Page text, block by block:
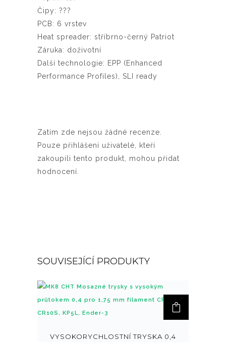
Čipy: ???
PCB: 6 vrstev
Heat spreader: stříbrno-černý Patriot
Záruka: doživotní
Další technologie: EPP (Enhanced
Performance Profiles), SLI ready
Zatím zde nejsou žádné recenze.
Pouze přihlášení uživatelé, kteří
zakoupili tento produkt, mohou přidat
hodnocení.
SOUVISEJÍCÍ PRODUKTY
VYSOKORYCHLOSTNÍ TRYSKA 0,4